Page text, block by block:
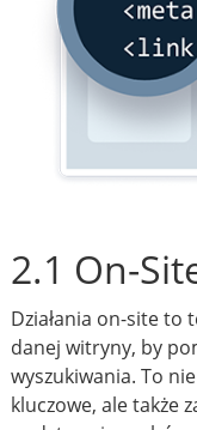
2.1 On-
Działania on-site to
danej witryny, by
wyszukiwania. To
kluczowe, ale także